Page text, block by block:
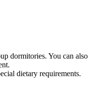
dormitories. You can also
dietary requirements.